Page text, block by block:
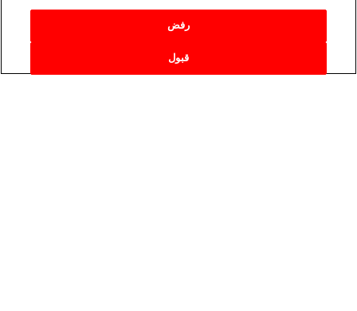
رفض
قبول